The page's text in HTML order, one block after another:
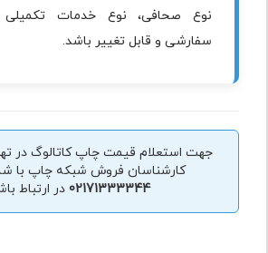
نوع صحافی، نوع خدمات
سفارشی و قابل تغییر باشد.
جهت استعلام قیمت چاپ کاتالوگ در
کارشناسان فروش شبکه چاپ با
02171333344 در ارتباط